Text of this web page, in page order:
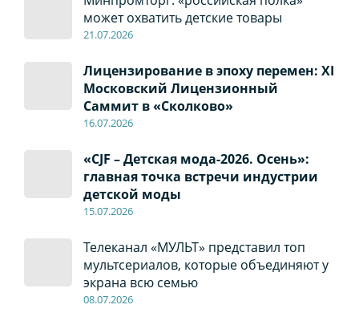
может охватить детские товары
21.07.2026
Лицензирование в эпоху перемен: XI
Московский Лицензионный
Саммит в «Сколково»
16.07.2026
«CJF – Детская мода-2026. Осень»:
главная точка встречи индустрии
детской моды
15.07.2026
Телеканал «МУЛЬТ» представил топ
мультсериалов, которые объединяют у
экрана всю семью
08.07.2026